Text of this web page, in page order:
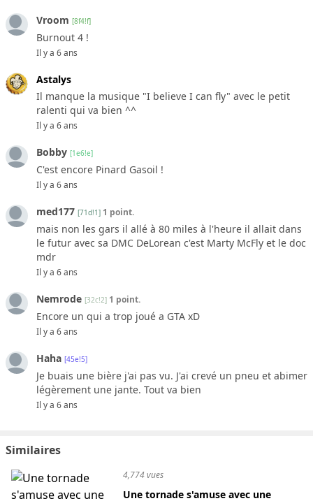
Vroom [8f4!f]
Burnout 4 !
Il y a 6 ans
Astalys
Il manque la musique "I believe I can fly" avec le petit
ralenti qui va bien ^^
Il y a 6 ans
Bobby [1e6!e]
C'est encore Pinard Gasoil !
Il y a 6 ans
med177 [71d!1] 1 point.
mais non les gars il allé à 80 miles à l'heure il allait dans
le futur avec sa DMC DeLorean c'est Marty McFly et le doc
mdr
Il y a 6 ans
Nemrode [32c!2] 1 point.
Encore un qui a trop joué a GTA xD
Il y a 6 ans
Haha [45e!5]
Je buais une bière j'ai pas vu. J'ai crevé un pneu et abimer
légèrement une jante. Tout va bien
Il y a 6 ans
Similaires
4,774 vues
Une tornade s'amuse avec une